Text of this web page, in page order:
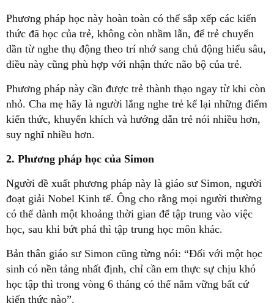
Phương pháp học này hoàn toàn có thể sắp xếp các kiến
thức đã học của trẻ, không còn nhầm lẫn, để trẻ chuyển
dần từ nghe thụ động theo trí nhớ sang chủ động hiểu sâu,
điều này cũng phù hợp với nhận thức não bộ của trẻ.
Phương pháp này cần được trẻ thành thạo ngay từ khi còn
nhỏ. Cha mẹ hãy là người lắng nghe trẻ kể lại những điểm
kiến thức, khuyến khích và hướng dẫn trẻ nói nhiều hơn,
suy nghĩ nhiều hơn.
2. Phương pháp học của Simon
Người đề xuất phương pháp này là giáo sư Simon, người
đoạt giải Nobel Kinh tế. Ông cho rằng mọi người thường
có thể dành một khoảng thời gian để tập trung vào việc
học, sau khi bứt phá thì tập trung học môn khác.
Bản thân giáo sư Simon cũng từng nói: “Đối với một học
sinh có nền tảng nhất định, chỉ cần em thực sự chịu khó
học tập thì trong vòng 6 tháng có thể nắm vững bất cứ
kiến thức nào”.